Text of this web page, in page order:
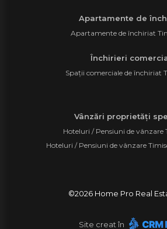
Apartamente de
Apartamente de închiriat
Închirieri
Spații comerciale de închiriat
Vânzări proprietăți
Hoteluri / Pensiuni de vânzare
Hoteluri / Pensiuni de vânzare
©2026Home Pro Real
Site creat în